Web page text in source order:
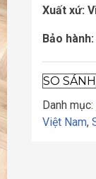
Xuất xứ:
Bảo
SO SÁNH
Danh mục:
Việt Nam,